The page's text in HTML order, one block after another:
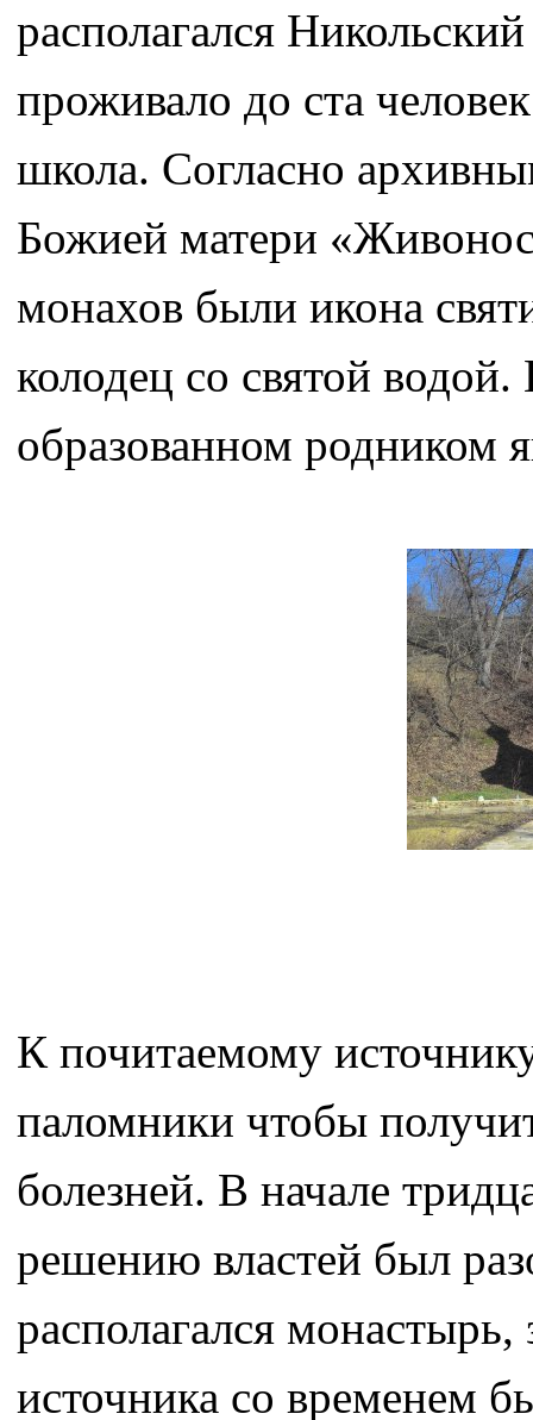
располагался
проживало до ста
школа. Согласно
Божией матери
монахов были икона
колодец со святой
образованном родником
К почитаемому
паломники чтобы
болезней. В начале
решению властей был
располагался
источника со временем